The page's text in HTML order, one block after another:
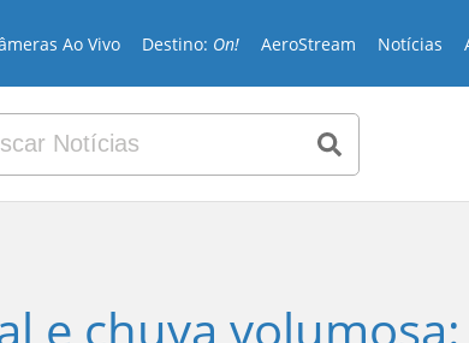
Ao Vivo Destino: On! AeroStream Notícias
e chuva volumosa: